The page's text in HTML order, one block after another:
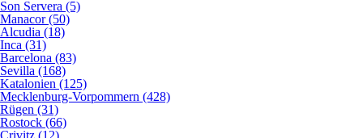
Son Servera (5)
Manacor (50)
Alcudia (18)
Inca (31)
Barcelona (83)
Sevilla (168)
Katalonien (125)
Mecklenburg-Vorpommern (428)
Rügen (31)
Rostock (66)
Crivitz (12)